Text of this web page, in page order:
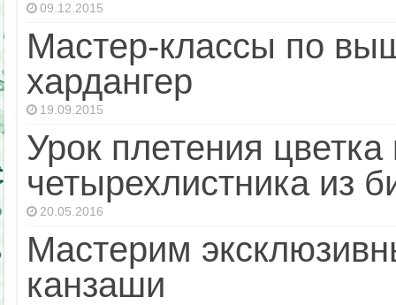
09.12.2015
Мастер-классы по
хардангер
19.09.2015
Урок плетения цветка
четырехлистника из
20.05.2016
Мастерим
канзаши